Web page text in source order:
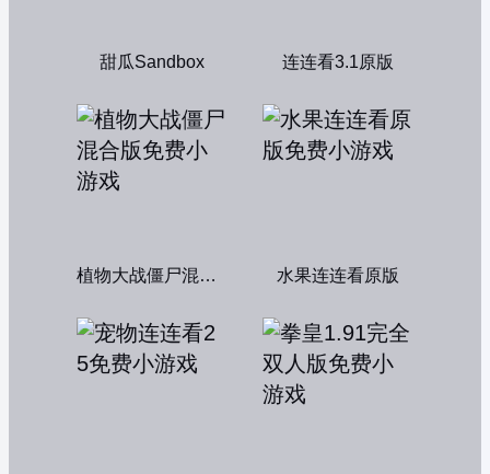
甜瓜Sandbox 连连看3.1原版
植物大战僵尸混合版 水果连连看原版